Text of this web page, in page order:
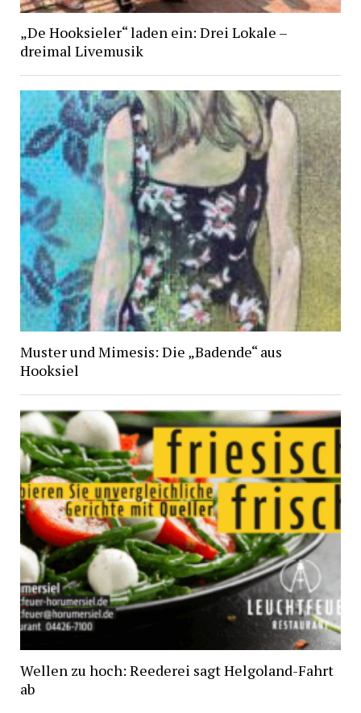
„De Hooksieler“ laden ein: Drei Lokale –
dreimal Livemusik
Muster und Mimesis: Die „Badende“ aus
Hooksiel
Wellen zu hoch: Reederei sagt Helgoland-Fahrt
ab